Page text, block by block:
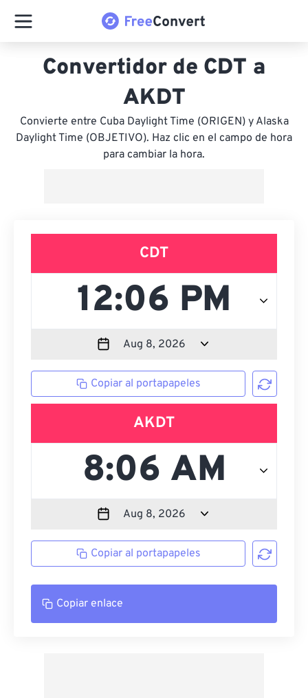
Convertidor de CDT a
AKDT
Convierte entre Cuba Daylight Time (ORIGEN) y Alaska
Daylight Time (OBJETIVO). Haz clic en el campo de hora
para cambiar la hora.
CDT
Copiar al portapapeles
AKDT
Copiar al portapapeles
Copiar enlace